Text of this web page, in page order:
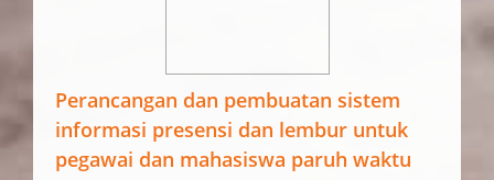
Perancangan dan pembuatan sistem
informasi presensi dan lembur untuk
pegawai dan mahasiswa paruh waktu